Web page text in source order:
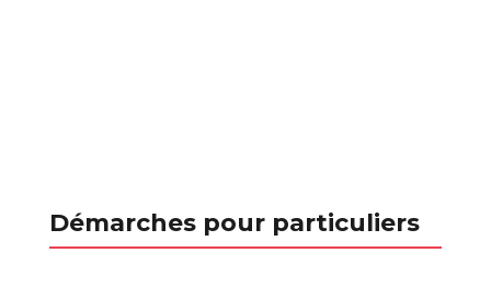
Démarches pour particuliers